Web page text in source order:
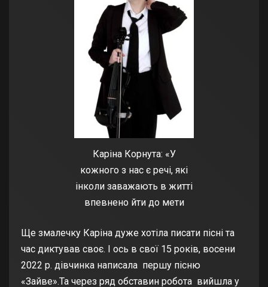
Каріна Корнута: «У
кожного з нас є речі, які
інколи заважають в житті
впевнено йти до мети
Ще змалечку Каріна дуже хотіла писати пісні та
час диктував своє. І ось в свої 15 років, восени
2022 р. дівчинка написала першу пісню
«Зайве».Та через ряд обставин робота вийшла у